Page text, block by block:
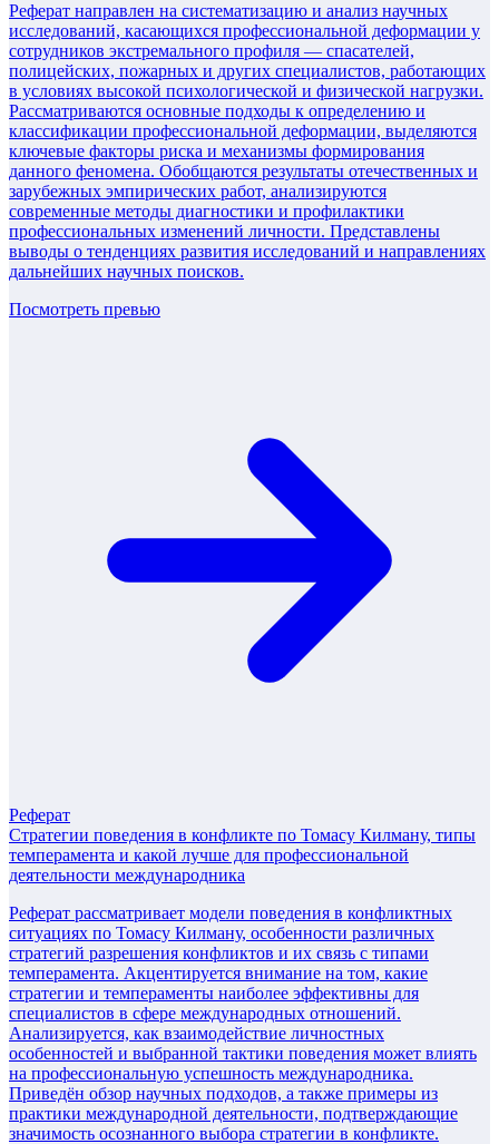
Реферат направлен на систематизацию и анализ научных
исследований, касающихся профессиональной деформации у
сотрудников экстремального профиля — спасателей,
полицейских, пожарных и других специалистов, работающих
в условиях высокой психологической и физической нагрузки.
Рассматриваются основные подходы к определению и
классификации профессиональной деформации, выделяются
ключевые факторы риска и механизмы формирования
данного феномена. Обобщаются результаты отечественных и
зарубежных эмпирических работ, анализируются
современные методы диагностики и профилактики
профессиональных изменений личности. Представлены
выводы о тенденциях развития исследований и направлениях
дальнейших научных поисков.
Посмотреть превью
Реферат
Стратегии поведения в конфликте по Томасу Килману, типы
темперамента и какой лучше для профессиональной
деятельности международника
Реферат рассматривает модели поведения в конфликтных
ситуациях по Томасу Килману, особенности различных
стратегий разрешения конфликтов и их связь с типами
темперамента. Акцентируется внимание на том, какие
стратегии и темпераменты наиболее эффективны для
специалистов в сфере международных отношений.
Анализируется, как взаимодействие личностных
особенностей и выбранной тактики поведения может влиять
на профессиональную успешность международника.
Приведён обзор научных подходов, а также примеры из
практики международной деятельности, подтверждающие
значимость осознанного выбора стратегии в конфликте.